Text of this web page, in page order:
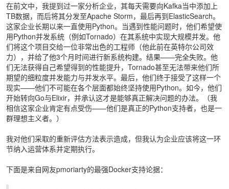
在前文中，我提到过一家分析企业，其每天需要向Kafka当中添加上
TB数据，而后将其分发至Apache Storm，最后再到ElasticSearch。
这家企业长期以来一直使用Python。当遇到性能问题时，他们希望使
用Python并发系统（例如Tornado）在其系统中实现大规模并发。他
们将这个项目交给一位非常出色的工程师（他此前在英特尔公司效
力），并给了他3个月时间进行新系统构建。结果——完全失败。他
们无法获得自己希望得到的性能提升，Tornado甚至无法带来他们所
期望的细粒度并发能力与并发水平。最后，他们终于接受了这样一个
现实——他们不可能在各个层面都始终坚持使用Python。如今，他们
开始转向Go与Elixir，并承认这才是能够真正解决问题的办法。（我
相信这家企业肯定有点受伤——他们是真正的Python支持者，也是一
群理想主义者。）
我对他们采取的重新评估方法表示造成，但我认为企业应该将这一环
节纳入运营体系并定期执行。
下面是来自网友pmoriarty的最强Docker支持论据：